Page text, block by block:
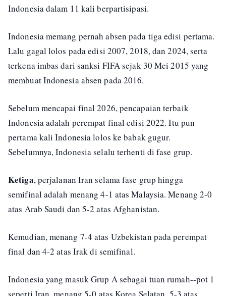
Indonesia dalam 11 kali berpartisipasi.
Indonesia memang pernah absen pada tiga edisi pertama.
Lalu gagal lolos pada edisi 2007, 2018, dan 2024, serta
terkena imbas dari sanksi FIFA sejak 30 Mei 2015 yang
membuat Indonesia absen pada 2016.
Sebelum mencapai final 2026, pencapaian terbaik
Indonesia adalah perempat final edisi 2022. Itu pun
pertama kali Indonesia lolos ke babak gugur.
Sebelumnya, Indonesia selalu terhenti di fase grup.
Ketiga, perjalanan Iran selama fase grup hingga
semifinal adalah menang 4-1 atas Malaysia. Menang 2-0
atas Arab Saudi dan 5-2 atas Afghanistan.
Kemudian, menang 7-4 atas Uzbekistan pada perempat
final dan 4-2 atas Irak di semifinal.
Indonesia yang masuk Grup A sebagai tuan rumah--pot 1